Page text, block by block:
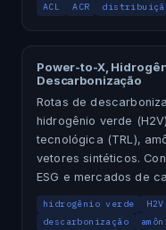
ACL
ACR
Power-to-X,
Descarbonização
Rotas de
hidrogênio verde
tecnológica (TRL),
vetores sintéticos.
ESG e mercados de
hidrogênio verde H2V
descarbonização